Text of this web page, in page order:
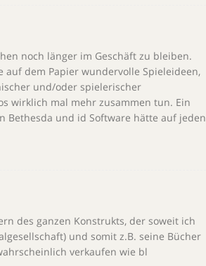
noch länger im Geschäft zu bleiben.
auf dem Papier wundervolle Spieleideen,
und/oder spielerischer
wirklich mal mehr zusammen tun. Ein
Bethesda und id Software hätte auf jeden
des ganzen Konstrukts, der soweit ich
und somit z.B. seine Bücher
verkaufen wie bl